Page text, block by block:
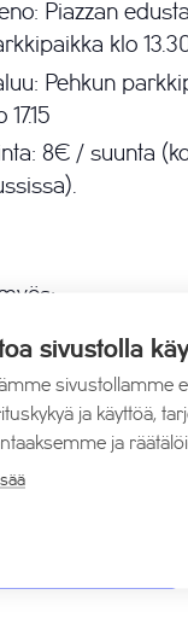
Piazzan
klo
Pehkun
17.15
8€ / suunta
Zipline
Tahkon
sivustolla
sivustollamme
ja käyttöä,
ja